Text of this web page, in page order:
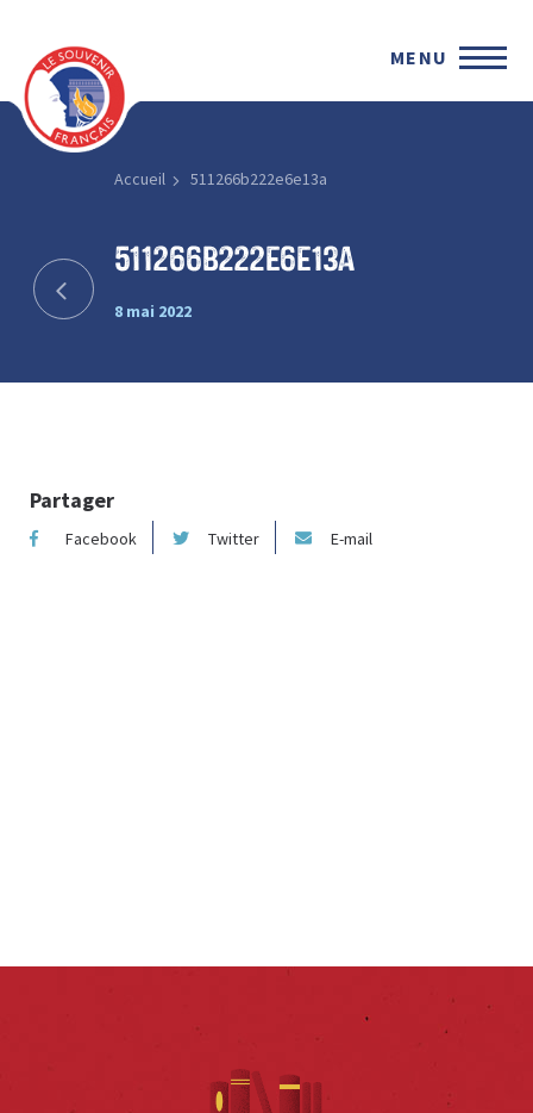
MENU
Accueil 511266b222e6e13a
511266b222e6e13a
8 mai 2022
Partager
Facebook Twitter E-mail